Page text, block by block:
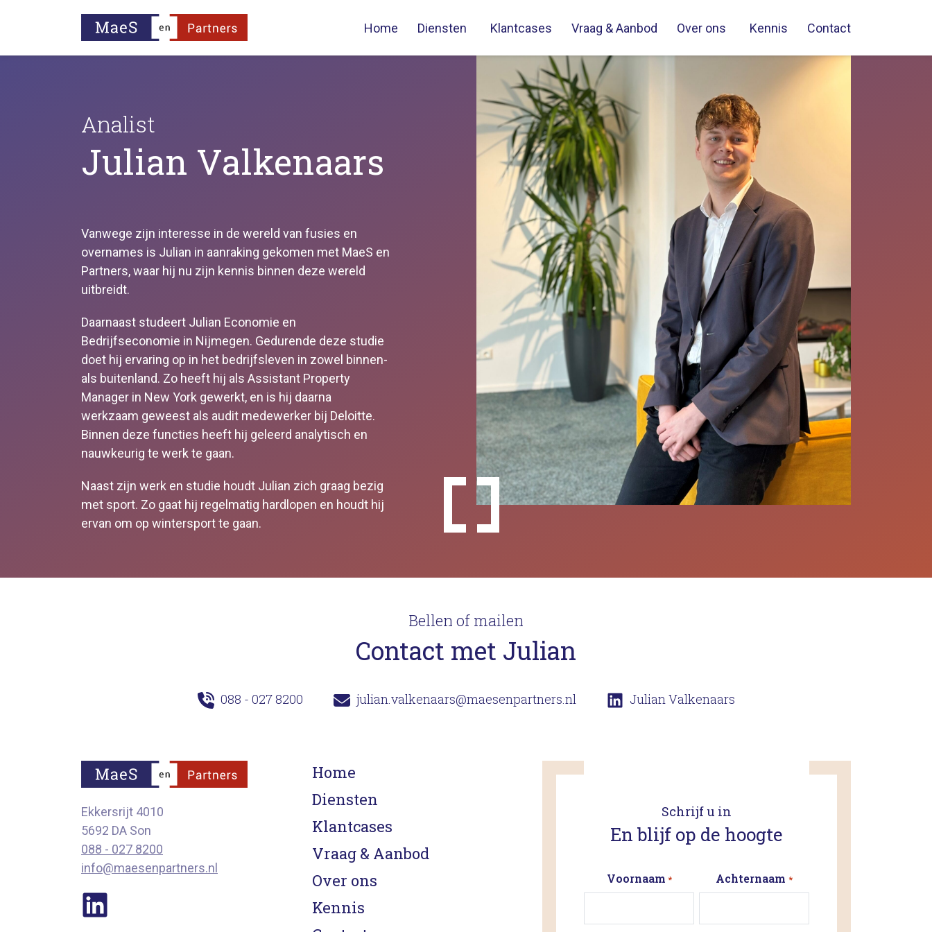
Home Diensten Klantcases Vraag & Aanbod Over ons Kennis Contact
Analist
Julian Valkenaars
Vanwege zijn interesse in de wereld van fusies en
overnames is Julian in aanraking gekomen met MaeS en
Partners, waar hij nu zijn kennis binnen deze wereld
uitbreidt.
Daarnaast studeert Julian Economie en
Bedrijfseconomie in Nijmegen. Gedurende deze studie
doet hij ervaring op in het bedrijfsleven in zowel binnen-
als buitenland. Zo heeft hij als Assistant Property
Manager in New York gewerkt, en is hij daarna
werkzaam geweest als audit medewerker bij Deloitte.
Binnen deze functies heeft hij geleerd analytisch en
nauwkeurig te werk te gaan.
Naast zijn werk en studie houdt Julian zich graag bezig
met sport. Zo gaat hij regelmatig hardlopen en houdt hij
ervan om op wintersport te gaan.
Bellen of mailen
Contact met Julian
088 - 027 8200 julian.valkenaars@maesenpartners.nl Julian Valkenaars
Schrijf u in
En blijf op de hoogte
Voornaam * Achternaam *
Ekkersrijt 4010
5692 DA Son
088 - 027 8200
info@maesenpartners.nl
Home
Diensten
Klantcases
Vraag & Aanbod
Over ons
Kennis